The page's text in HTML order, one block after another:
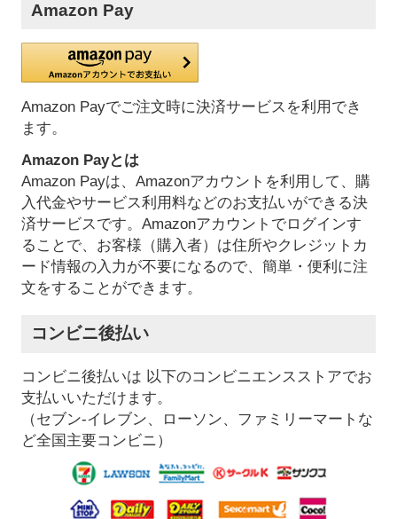
Amazon Pay
Amazon Payでご注文時に決済サービスを利用でき
ます。
Amazon Payとは
Amazon Payは、Amazonアカウントを利用して、購
入代金やサービス利用料などのお支払いができる決
済サービスです。Amazonアカウントでログインす
ることで、お客様（購入者）は住所やクレジットカ
ード情報の入力が不要になるので、簡単・便利に注
文をすることができます。
コンビニ後払い
コンビニ後払いは 以下のコンビニエンスストアでお
支払いいただけます。
（セブン-イレブン、ローソン、ファミリーマートな
ど全国主要コンビニ）